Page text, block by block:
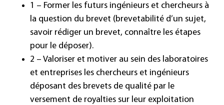
1 – Former les futurs ingénieurs et chercheurs à
la question du brevet (brevetabilité d’un sujet,
savoir rédiger un brevet, connaître les étapes
pour le déposer).
2 – Valoriser et motiver au sein des laboratoires
et entreprises les chercheurs et ingénieurs
déposant des brevets de qualité par le
versement de royalties sur leur exploitation